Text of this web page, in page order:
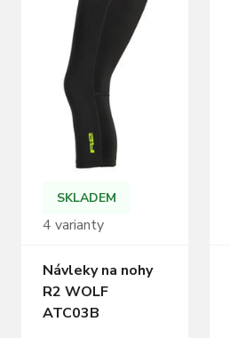
SKLADEM
4 varianty
Návleky na nohy
R2 WOLF
ATC03B